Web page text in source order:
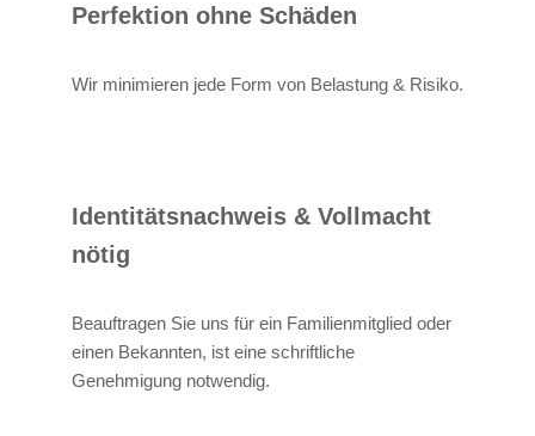
Perfektion ohne Schäden
Wir minimieren jede Form von Belastung & Risiko.
Identitätsnachweis & Vollmacht
nötig
Beauftragen Sie uns für ein Familienmitglied oder
einen Bekannten, ist eine schriftliche
Genehmigung notwendig.